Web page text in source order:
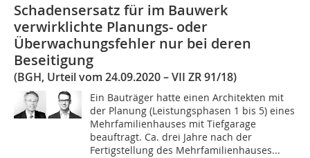
Schadensersatz für im Bauwerk
verwirklichte Planungs- oder
Überwachungsfehler nur bei deren
Beseitigung
(BGH, Urteil vom 24.09.2020 – VII ZR 91/18)
Ein Bauträger hatte einen Architekten mit
der Planung (Leistungsphasen 1 bis 5) eines
Mehrfamilienhauses mit Tiefgarage
beauftragt. Ca. drei Jahre nach der
Fertigstellung des Mehrfamilienhauses...